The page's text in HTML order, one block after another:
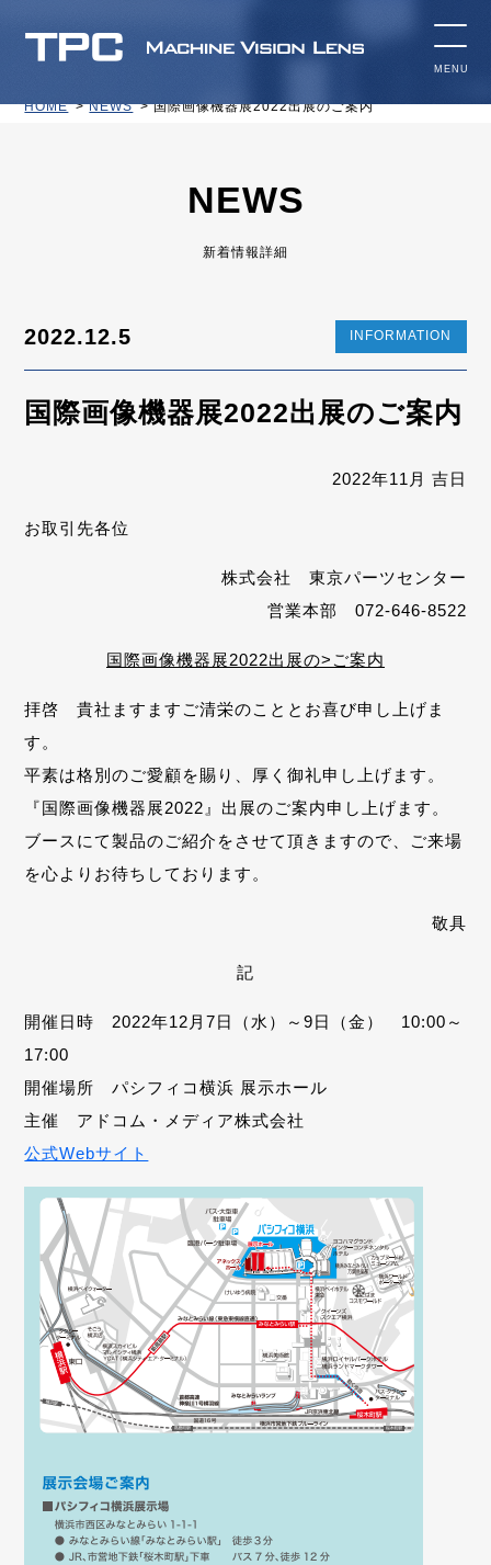
HOME NEWS 国際画像機器展2022出展のご案内
NEWS
新着情報詳細
2022.12.5 INFORMATION
国際画像機器展2022出展のご案内
2022年11月 吉日
お取引先各位
株式会社 東京パーツセンター
営業本部 072-646-8522
国際画像機器展2022出展の>ご案内
拝啓 貴社ますますご清栄のこととお喜び申し上げま
す。
平素は格別のご愛顧を賜り、厚く御礼申し上げます。
『国際画像機器展2022』出展のご案内申し上げます。
ブースにて製品のご紹介をさせて頂きますので、ご来場
を心よりお待ちしております。
敬具
記
開催日時 2022年12月7日（水）～9日（金） 10:00～
17:00
開催場所 パシフィコ横浜 展示ホール
主催 アドコム・メディア株式会社
公式Webサイト